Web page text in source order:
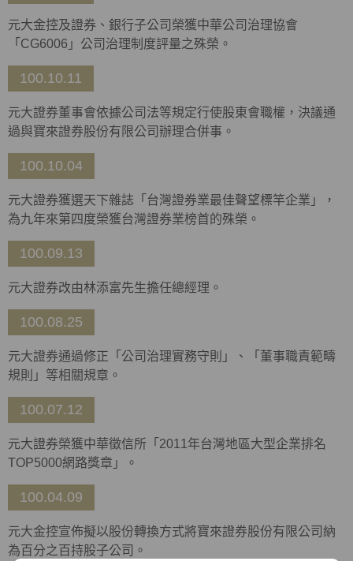
元大金控及證券、銀行子公司榮獲中華公司治理協會
「CG6006」公司治理制度評量之殊榮。
100.10.11
元大證券董事會依據公司法等規定行使股東會職權，決議通
過與寶來證券股份有限公司辦理合併事。
100.10.04
元大證券獲選天下雜誌「台灣證券業最佳聲望標竿企業」，
為九年來第四度榮獲台灣證券業榜首的殊榮。
100.09.13
元大證券改由林添富先生擔任總經理。
100.08.25
元大證券通過修正「公司治理實務守則」、「董事職責範疇
規則」等相關規章。
100.07.12
元大證券榮獲中華徵信所「2011年台灣地區大型企業排名
TOP5000網路獎章」。
100.04.09
元大金控宣佈擬以股份轉換方式將寶來證券股份有限公司納
為百分之百持股子公司。